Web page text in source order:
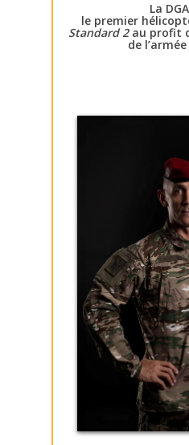
La
le premier
Standard 2au profit
de